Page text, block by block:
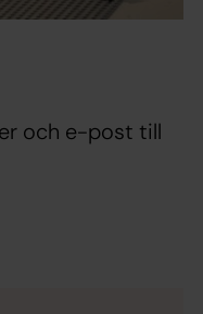
och e-post till